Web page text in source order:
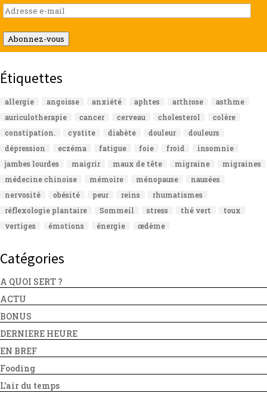
Adresse
e-
mail
Abonnez-vous
Étiquettes
allergie angoisse anxiété aphtes arthrose
asthme
auriculotherapie
cancer cerveau cholesterol
colère
constipation.
cystite diabète douleur
douleurs
dépression
eczéma fatigue foie froid
insomnie
jambes lourdes
maigrir maux de tête migraine
migraines
médecine chinoise
mémoire ménopause
nausées
nervosité
obésité peur reins
rhumatismes
réflexologie plantaire
Sommeil stress thé vert
toux
vertiges
émotions énergie œdème
Catégories
A QUOI SERT ?
ACTU
BONUS
DERNIERE HEURE
EN BREF
Fooding
L'air du temps